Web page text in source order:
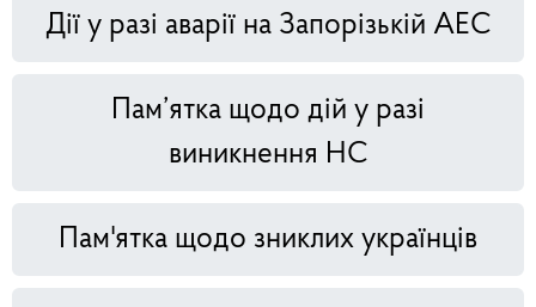
Дії у разі аварії на Запорізькій АЕС
Пам’ятка щодо дій у разі
виникнення НС
Пам'ятка щодо зниклих українців